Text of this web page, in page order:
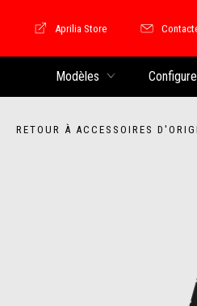
Store Motoguzzi
Aprilia Store
Modèles
RETOUR À ACCESSOIRES